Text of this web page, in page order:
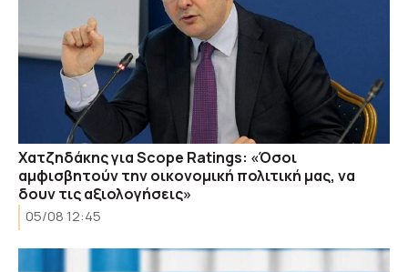
Χατζηδάκης για Scope Ratings: «Όσοι
αμφισβητούν την οικονομική πολιτική μας, να
δουν τις αξιολογήσεις»
05/08 12:45